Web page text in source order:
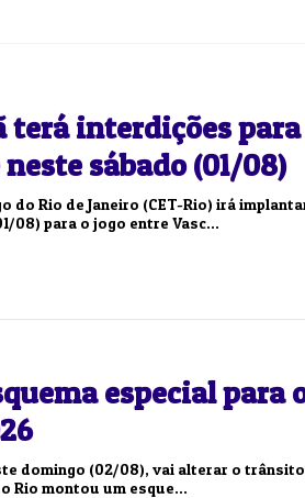
terá interdições para
sábado (01/08)
do Rio de Janeiro (CET-Rio) irá
08) para o jogo entre Vasc...
especial para
domingo (02/08), vai alterar o trânsito
Rio montou um esque...